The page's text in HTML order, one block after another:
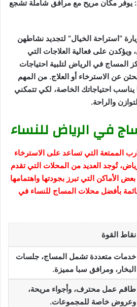
يوفر مكان مريح مع مرافق شاملة تشجع
“استراحة الخيال” لتجديد نشاطهن
على فعالية العلاجات التي
المساج في الرياض لتلبية احتياجات
عن الاسترخاء أو العلاج. من المهم
يناسب احتياجاتك الخاصة، لكي تتمكني
والراحة.
في الرياض للنساء
الممتعة التي تساعد على الاسترخاء
تُوجد العديد من المحلات التي تقدم
الأماكن التي تبرز بجودتها واهتمامها
بأفضل محلات المساج للنساء في
نقاط القوة
خدمات متعددة تشمل المساج، جلسات
البخار، ومرافق سبا مميزة.
طاقم عمل محترف، وأجواء مريحة،
وعروض خاصة للمجموعات.